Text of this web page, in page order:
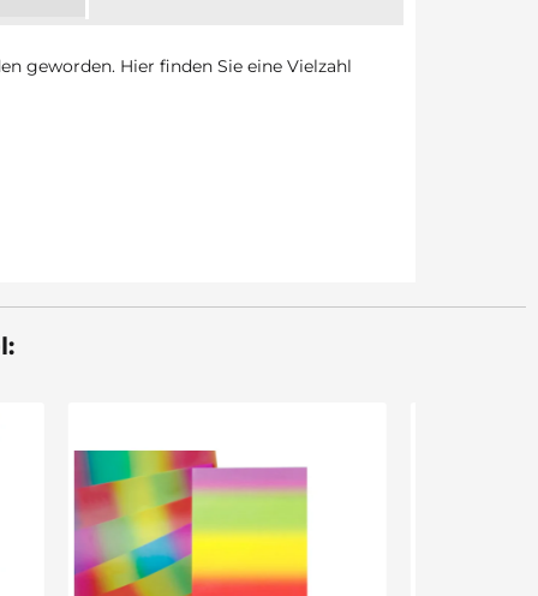
geworden. Hier finden Sie eine Vielzahl
mm
1,75 €*
17,50 € pro 1 kg